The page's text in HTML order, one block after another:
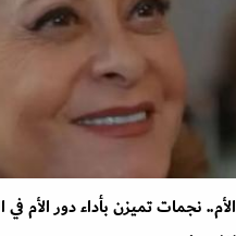
نجمات تميزن بأداء دور الأم في